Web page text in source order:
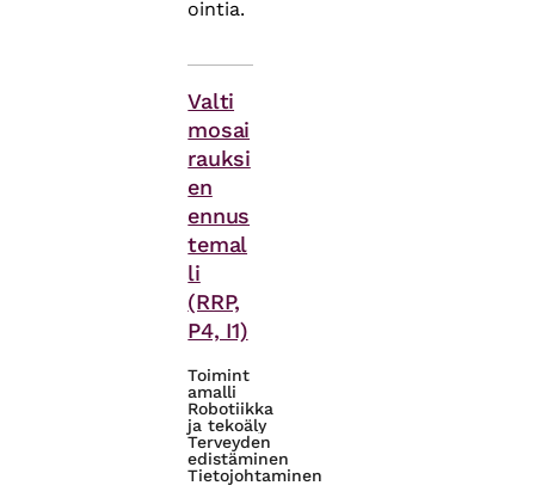
ointia.
Valti
mosai
rauksi
en
ennus
temal
li
(RRP,
P4, I1)
Toimint
amalli
Robotiikka
ja tekoäly
Terveyden
edistäminen
Tietojohtaminen